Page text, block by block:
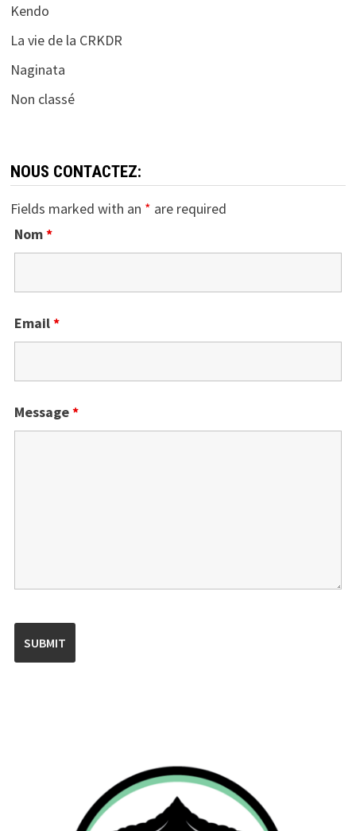
Kendo
La vie de la CRKDR
Naginata
Non classé
NOUS CONTACTEZ:
Fields marked with an * are required
Nom*
Email*
Message*